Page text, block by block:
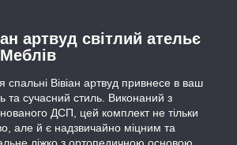
артвуд світлий ательє
спальні Вівіан артвуд привнесе в ваш
та сучасний стиль. Виконаний з
ДСП, цей комплект не тільки
але й є надзвичайно міцним та